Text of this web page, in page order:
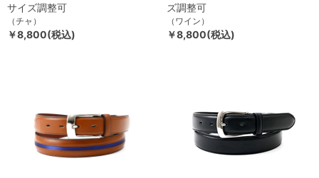
サイズ調整可
（チャ）
￥8,800(税込)
ズ調整可
（ワイン）
￥8,800(税込)